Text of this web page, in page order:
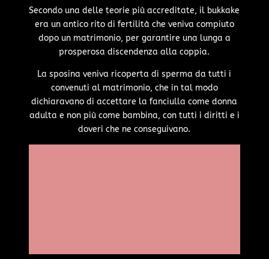
Secondo una delle teorie più accreditate, il bukkake
era un antico rito di fertilità che veniva compiuto
dopo un matrimonio, per garantire una lunga a
prosperosa discendenza alla coppia.
La sposina veniva ricoperta di sperma da tutti i
convenuti al matrimonio, che in tal modo
dichiaravano di accettare la fanciulla come donna
adulta e non più come bambina, con tutti i diritti e i
doveri che ne conseguivano.